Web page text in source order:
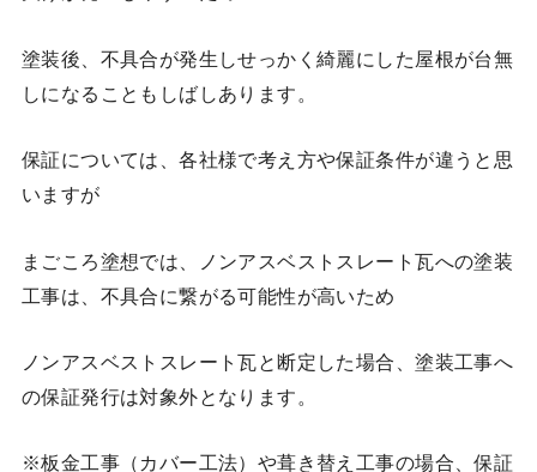
塗装後、不具合が発生しせっかく綺麗にした屋根が台無
しになることもしばしあります。
保証については、各社様で考え方や保証条件が違うと思
いますが
まごころ塗想では、ノンアスベストスレート瓦への塗装
工事は、不具合に繋がる可能性が高いため
ノンアスベストスレート瓦と断定した場合、塗装工事へ
の保証発行は対象外となります。
※板金工事（カバー工法）や葺き替え工事の場合、保証